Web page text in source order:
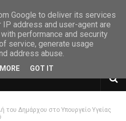
του Δημάρχου στο Υπουργείο Υγείας
Google to deliver its services
IP address and user-agent are
performance and security
service, generate usage
address abuse.
GOT IT